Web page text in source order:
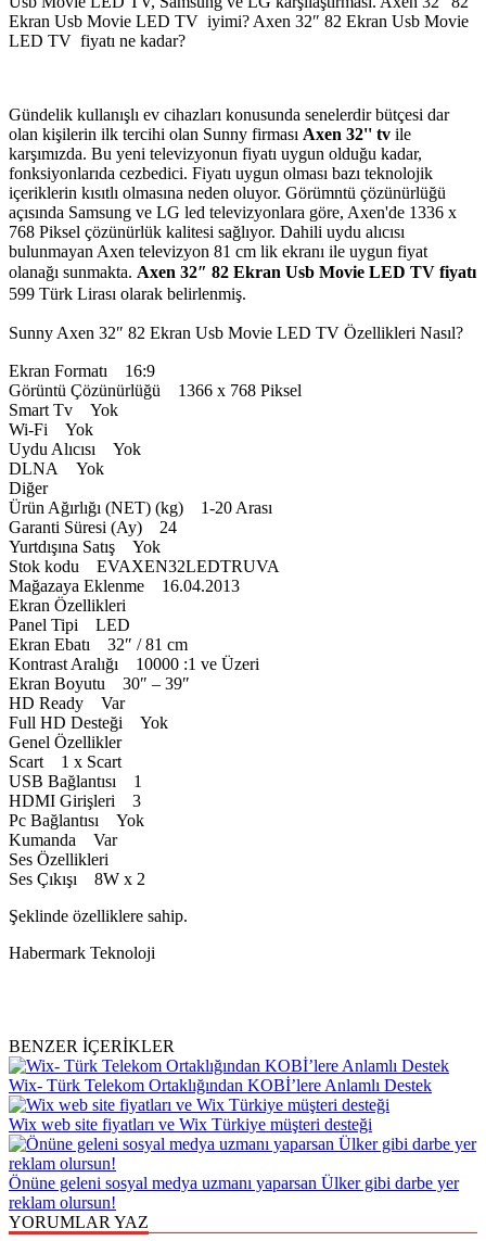
Ekran Usb Movie LED TV iyimi? Axen 32″ 82 Ekran Usb Movie
LED TV fiyatı ne kadar?
Gündelik kullanışlı ev cihazları konusunda senelerdir bütçesi dar
olan kişilerin ilk tercihi olan Sunny firması Axen 32'' tv ile
karşımızda. Bu yeni televizyonun fiyatı uygun olduğu kadar,
fonksiyonlarıda cezbedici. Fiyatı uygun olması bazı teknolojik
içeriklerin kısıtlı olmasına neden oluyor. Görümntü çözünürlüğü
açısında Samsung ve LG led televizyonlara göre, Axen'de 1336 x
768 Piksel çözünürlük kalitesi sağlıyor. Dahili uydu alıcısı
bulunmayan Axen televizyon 81 cm lik ekranı ile uygun fiyat
olanağı sunmakta. Axen 32″ 82 Ekran Usb Movie LED TV fiyatı
599 Türk Lirası olarak belirlenmiş.
Sunny Axen 32″ 82 Ekran Usb Movie LED TV Özellikleri Nasıl?
Ekran Formatı 16:9
Görüntü Çözünürlüğü 1366 x 768 Piksel
Smart Tv Yok
Wi-Fi Yok
Uydu Alıcısı Yok
DLNA Yok
Diğer
Ürün Ağırlığı (NET) (kg) 1-20 Arası
Garanti Süresi (Ay) 24
Yurtdışına Satış Yok
Stok kodu EVAXEN32LEDTRUVA
Mağazaya Eklenme 16.04.2013
Ekran Özellikleri
Panel Tipi LED
Ekran Ebatı 32″ / 81 cm
Kontrast Aralığı 10000 :1 ve Üzeri
Ekran Boyutu 30″ – 39″
HD Ready Var
Full HD Desteği Yok
Genel Özellikler
Scart 1 x Scart
USB Bağlantısı 1
HDMI Girişleri 3
Pc Bağlantısı Yok
Kumanda Var
Ses Özellikleri
Ses Çıkışı 8W x 2
Şeklinde özelliklere sahip.
Habermark Teknoloji
BENZER İÇERİKLER
Wix- Türk Telekom Ortaklığından KOBİ’lere Anlamlı Destek
Wix web site fiyatları ve Wix Türkiye müşteri desteği
Önüne geleni sosyal medya uzmanı yaparsan Ülker gibi darbe yer
reklam olursun!
YORUMLAR YAZ